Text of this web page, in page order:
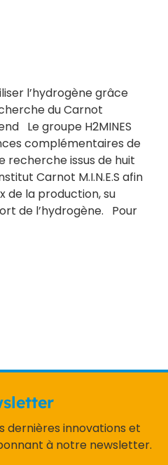
l’hydrogène grâce
du Carnot
Le groupe H2MINES
complémentaires de
recherche issus de huit
Carnot M.I.N.E.S afin
de la production, su
de l’hydrogène. Pour
dernières innovations et
à notre newsletter.